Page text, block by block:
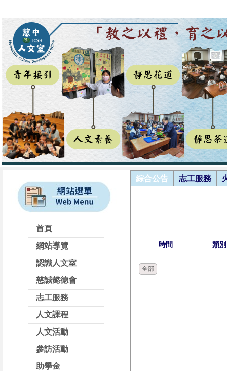
首頁
網站導覽
認識人文室
慈誠懿德會
志工服務
人文課程
人文活動
參訪活動
助學金
綜合公告 志工服務
時間 類別
全部